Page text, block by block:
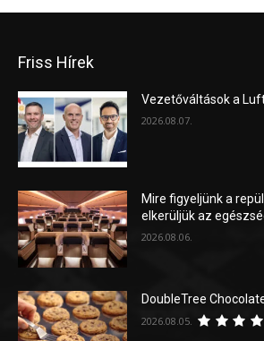
Friss Hírek
Vezetőváltások a
2026.08.07.
Mire figyeljünk a
elkerüljük az
2026.08.06.
DoubleTree
2026.08.05.